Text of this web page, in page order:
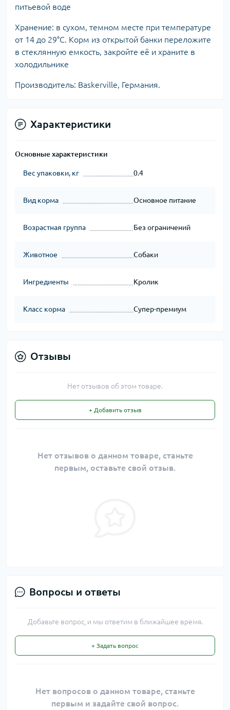
питьевой воде
Хранение: в сухом, темном месте при температуре
от 14 до 29°С. Корм из открытой банки переложите
в стеклянную емкость, закройте её и храните в
холодильнике
Производитель: Baskerville, Германия.
Характеристики
Основные характеристики
Вес упаковки, кг 0.4
Вид корма Основное питание
Возрастная группа Без ограничений
Животное Собаки
Ингредиенты Кролик
Класс корма Супер-премиум
Отзывы
Нет отзывов об этом товаре.
+ Добавить отзыв
Нет отзывов о данном товаре, станьте
первым, оставьте свой отзыв.
Вопросы и ответы
Добавьте вопрос, и мы ответим в ближайшее время.
+ Задать вопрос
Нет вопросов о данном товаре, станьте
первым и задайте свой вопрос.